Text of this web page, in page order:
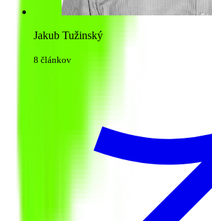
Jakub Tužinský
8 článkov